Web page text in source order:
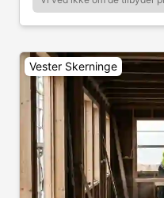
Vester Skerninge